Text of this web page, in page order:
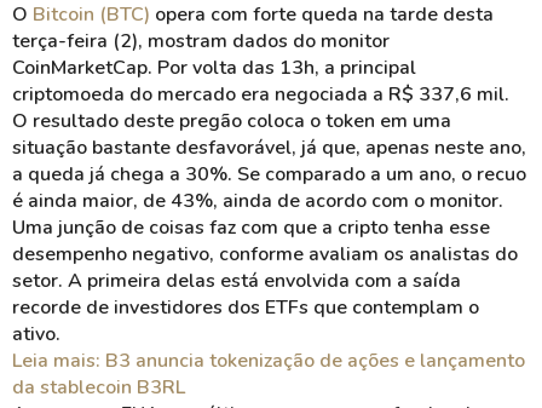
O Bitcoin (BTC) opera com forte queda na tarde desta
terça-feira (2), mostram dados do monitor
CoinMarketCap. Por volta das 13h, a principal
criptomoeda do mercado era negociada a R$ 337,6 mil.
O resultado deste pregão coloca o token em uma
situação bastante desfavorável, já que, apenas neste ano,
a queda já chega a 30%. Se comparado a um ano, o recuo
é ainda maior, de 43%, ainda de acordo com o monitor.
Uma junção de coisas faz com que a cripto tenha esse
desempenho negativo, conforme avaliam os analistas do
setor. A primeira delas está envolvida com a saída
recorde de investidores dos ETFs que contemplam o
ativo.
Leia mais: B3 anuncia tokenização de ações e lançamento
da stablecoin B3RL